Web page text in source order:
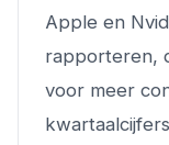
Apple en
rapporteren,
voor meer